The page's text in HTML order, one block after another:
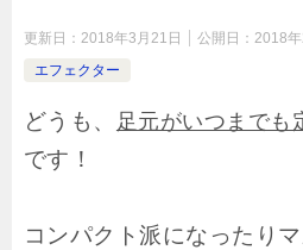
更新日： 2018年3月21日 公開日： 2018
エフェクター
どうも、 足元がいつまでも
です！
コンパクト派になったり